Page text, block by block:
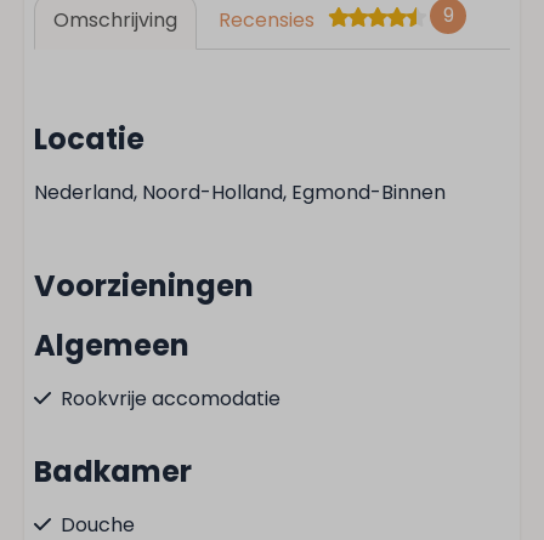
Omschrijving Recensies 9
Locatie
Nederland, Noord-Holland, Egmond-Binnen
Voorzieningen
Algemeen
Rookvrije accomodatie
Badkamer
Douche